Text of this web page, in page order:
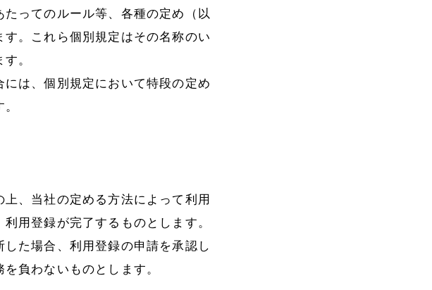
ってのルール等、各種の定め（以
。これら個別規定はその名称のい
。
は、個別規定において特段の定め
、当社の定める方法によって利用
用登録が完了するものとします。
た場合、利用登録の申請を承認し
負わないものとします。